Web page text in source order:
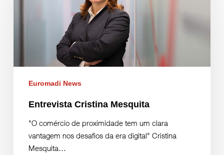
Euromadi News
Entrevista Cristina Mesquita
"O comércio de proximidade tem um clara
vantagem nos desafios da era digital" Cristina
Mesquita…